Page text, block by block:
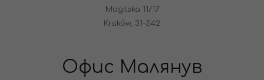
Mogilska 11/17
Kraków, 31-542
Офис Малянув